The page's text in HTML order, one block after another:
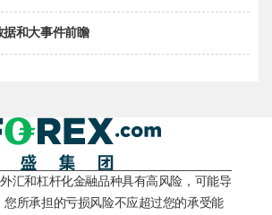
据和大事件前瞻
汇和杠杆化金融品种具有高风险，可能导
您所承担的亏损风险不应超过您的承受能